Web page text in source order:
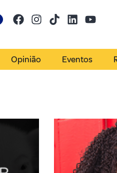
Opinião Eventos